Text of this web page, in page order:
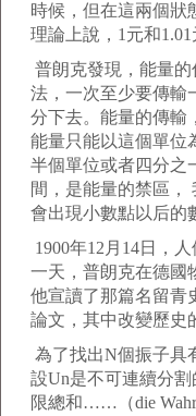
時候，但在這兩個狀
理論上說，1元和
普朗克發現，能量
法，一次至少要傳輸
分下去。能量的傳輸
能量只能以這個單位
半個單位或者四分之
間，是能量的禁區，
會出現小數點以后的
1900年12月14日，
一天，普朗克在德國
他宣讀了那篇名留青
論文，其中改變歷史
為了找出N個振子具
設Un是不可連續分
限總和……（die